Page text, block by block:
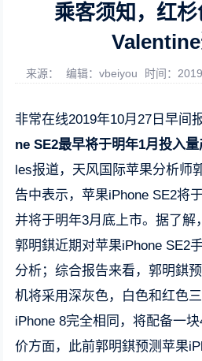
乘客须知，红
来源： 编辑：vbeiyou 时间：
非常在线2019年10月27日早间
ne SE2最早将于明年1月投入
les报道，天风国际苹果分析师
告中表示，苹果iPhone SE2将
并将于明年3月底上市。据了解
郭明錤近期对苹果iPhone SE2
分析；综合报告来看，郭明錤
机将采用深灰色，白色和红色
iPhone 8完全相同，将配备一
价方面，此前郭明錤预测苹果